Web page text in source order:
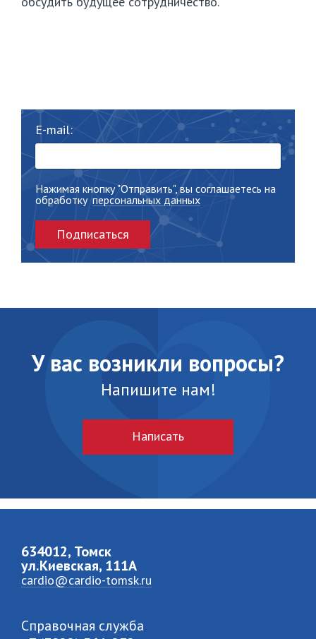
E-mail:
Нажимая кнопку "Отправить", вы соглашаетесь на
обработку персональных данных
Подписаться
У вас возникли вопросы?
Напишите нам!
Написать
634012, Томск
ул.Киевская, 111A
cardio@cardio-tomsk.ru
Справочная служба